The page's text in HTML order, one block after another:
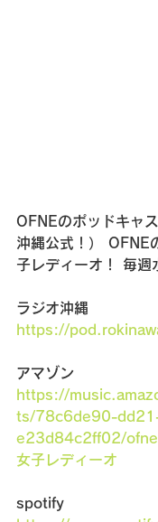
OFNEのポッドキャ
沖縄公式！） OFNE
子レディーオ！ 毎
ラジオ沖縄
https://
アマゾン
https://
ts/78c6de90-
e23d84c2ff02/ofne
女子レディーオ
spotify